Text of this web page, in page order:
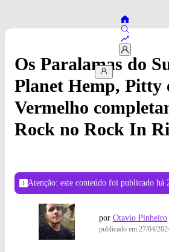
Os Paralamas do
Planet Hemp, Pitty
Vermelho
Rock no Rock In
Atenção: este conteúdo foi publicado há
por Otavio Pinheiro
publicado em 27/04/